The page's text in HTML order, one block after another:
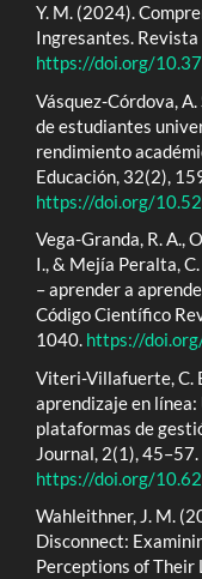
Y. M. (2024).
Ingresantes.
https://doi.org/
Vásquez-Córdova,
de estudiantes
rendimiento
Educación, 32(2),
https://doi.org/
Vega-Granda, R. A.,
I., & Mejía Peralta,
– aprender a
Código Científico
1040. https://
Viteri-Villafuerte, C.
aprendizaje en
plataformas de
Journal, 2(1), 45–57.
https://doi.org/
Wahleithner, J. M.
Disconnect:
Perceptions of